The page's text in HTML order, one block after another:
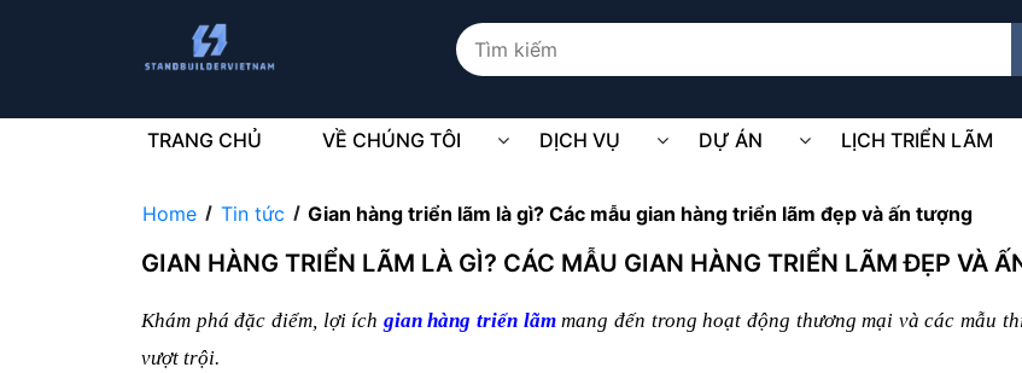
TRANG CHỦ VỀ CHÚNG TÔI DỊCH VỤ DỰ ÁN LỊCH TRIỂN LÃM
Home Tin tức Gian hàng triển lãm là gì? Các mẫu gian hàng triển lãm đẹp và ấn tượng
GIAN HÀNG TRIỂN LÃM LÀ GÌ? CÁC MẪU GIAN HÀNG TRIỂN LÃM ĐẸP VÀ
Khám phá đặc điểm, lợi ích gian hàng triển lãmmang đến trong hoạt động thương mại và các mẫu
vượt trội.